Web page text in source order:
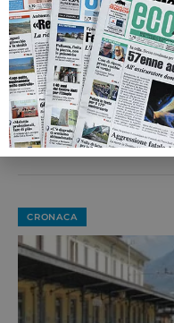
31 Luglio 2026
di l.zir.
Furto su un autocarro in
55enne
CRONACA